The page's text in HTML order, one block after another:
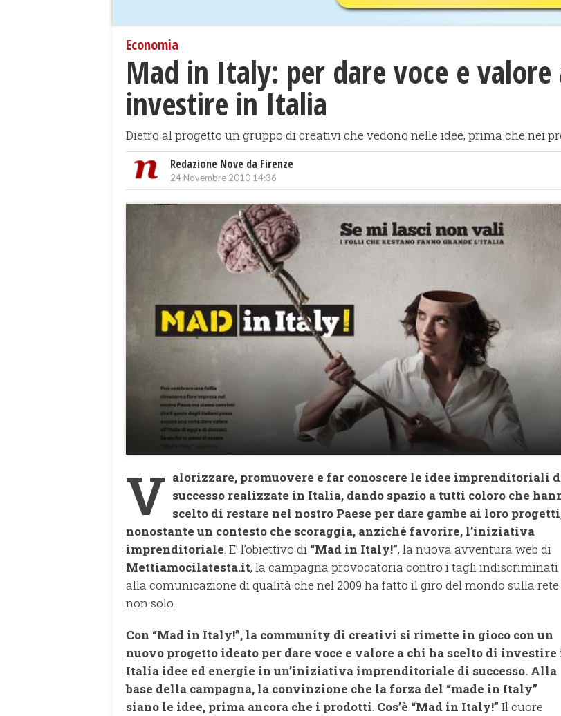
Economia
Mad in Italy: per dare voce e valore
investire in Italia
Dietro al progetto un gruppo di creativi che vedono nelle idee, prima che nei
Redazione Nove da Firenze
24 Novembre 2010 14:36
V alorizzare, promuovere e far conoscere le idee imprenditoriali
successo realizzate in Italia, dando spazio a tutti coloro che
scelto di restare nel nostro Paese per dare gambe ai loro
nonostante un contesto che scoraggia, anziché favorire, l’iniziativa
imprenditoriale. E’ l’obiettivo di “Mad in Italy!”, la nuova avventura web di
Mettiamocilatesta.it, la campagna provocatoria contro i tagli indiscriminati
alla comunicazione di qualità che nel 2009 ha fatto il giro del mondo sulla rete
non solo.
Con “Mad in Italy!”, la community di creativi si rimette in gioco con un
nuovo progetto ideato per dare voce e valore a chi ha scelto di investire
Italia idee ed energie in un’iniziativa imprenditoriale di successo. Alla
base della campagna, la convinzione che la forza del “made in Italy”
siano le idee, prima ancora che i prodotti. Cos’è “Mad in Italy!” Il cuore